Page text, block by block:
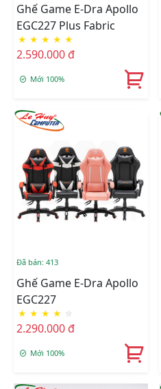
Ghế Game E-Dra Apollo
EGC227 Plus Fabric
★ ★ ★ ★ ★
2.590.000 đ
Mới 100%
Đã bán: 413
Ghế Game E-Dra Apollo
EGC227
★ ★ ★ ★ ☆
2.290.000 đ
Mới 100%